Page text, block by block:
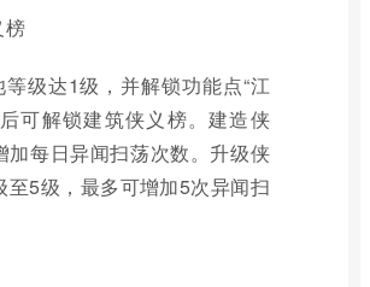
榜
等级达1级，并解锁功能点“江
可解锁建筑侠义榜。建造侠
加每日异闻扫荡次数。升级侠
至5级，最多可增加5次异闻扫